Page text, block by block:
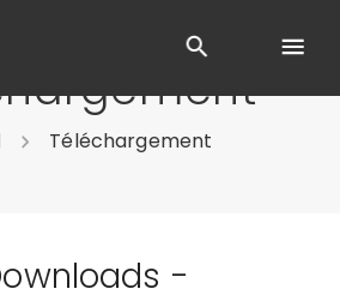
Téléchargement
-